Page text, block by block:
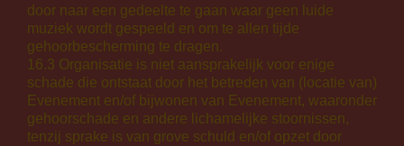
door naar een gedeelte te gaan waar geen luide
muziek wordt gespeeld en om te allen tijde
gehoorbescherming te dragen.
16.3 Organisatie is niet aansprakelijk voor enige
schade die ontstaat door het betreden van (locatie van)
Evenement en/of bijwonen van Evenement, waaronder
gehoorschade en andere lichamelijke stoornissen,
tenzij sprake is van grove schuld en/of opzet door